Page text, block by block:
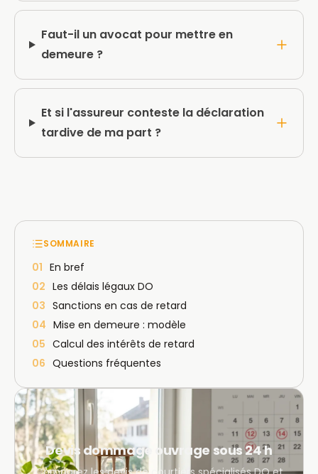
Faut-il un avocat pour mettre en
demeure ?
Et si l'assureur conteste la déclaration
tardive de ma part ?
SOMMAIRE
01 En bref
02 Les délais légaux DO
03 Sanctions en cas de retard
04 Mise en demeure : modèle
05 Calcul des intérêts de retard
06 Questions fréquentes
Devis dommage ouvrage sous 24 h